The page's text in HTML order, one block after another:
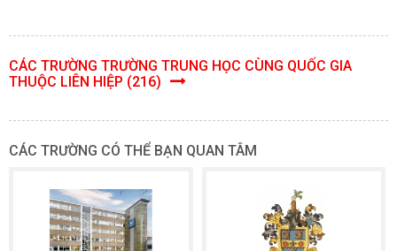
CÁC TRƯỜNG TRƯỜNG TRUNG HỌC CÙNG QUỐC GIA
THUỘC LIÊN HIỆP (216)
CÁC TRƯỜNG CÓ THỂ BẠN QUAN TÂM